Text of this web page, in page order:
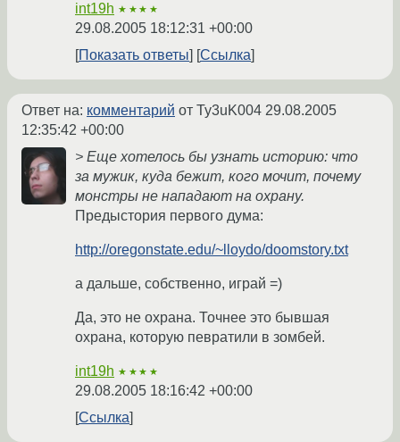
int19h ★★★★
29.08.2005 18:12:31 +00:00
Показать ответы
Ссылка
Ответ на: комментарий от Ty3uK004 29.08.2005
12:35:42 +00:00
> Еще хотелось бы узнать историю: что
за мужик, куда бежит, кого мочит, почему
монстры не нападают на охрану.
Предыстория первого дума:
http://oregonstate.edu/~lloydo/doomstory.txt
а дальше, собственно, играй =)
Да, это не охрана. Точнее это бывшая
охрана, которую певратили в зомбей.
int19h ★★★★
29.08.2005 18:16:42 +00:00
Ссылка